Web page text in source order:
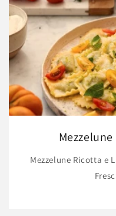
Mezzelune Ricotta e